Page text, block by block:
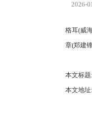
2026-
格耳(威
章(郑建
本文标题:
本文地址: